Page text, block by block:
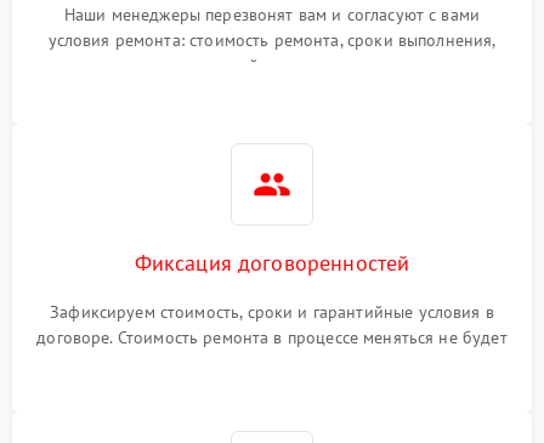
Наши менеджеры перезвонят вам и согласуют с вами
условия ремонта: стоимость ремонта, сроки выполнения,
гарантийные условия
Фиксация договоренностей
Зафиксируем стоимость, сроки и гарантийные условия в
договоре. Стоимость ремонта в процессе меняться не будет